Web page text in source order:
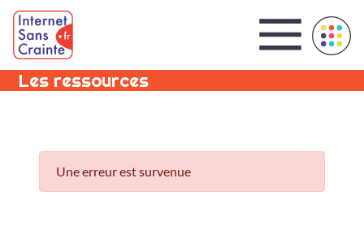
Panneau de gestion des cookies
Les ressources
Une erreur est survenue